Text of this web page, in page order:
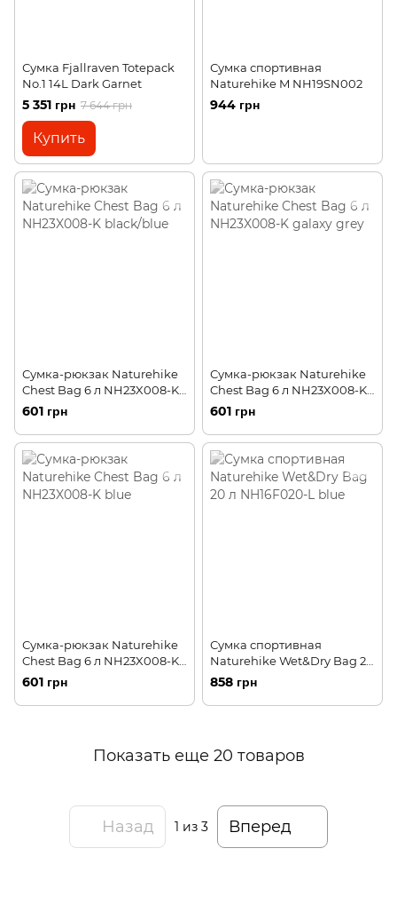
Сумка Fjallraven Totepack
No.1 14L Dark Garnet
5 351 грн 7 644 грн
Купить
Сумка спортивная
Naturehike M NH19SN002
944 грн
Сумка-рюкзак Naturehike
Chest Bag 6 л NH23X008-K
black/blue
601 грн
Сумка-рюкзак Naturehike
Chest Bag 6 л NH23X008-K
galaxy grey
601 грн
Сумка-рюкзак Naturehike
Chest Bag 6 л NH23X008-K
blue
601 грн
Сумка спортивная
Naturehike Wet&Dry Bag 20
л NH16F020-L blue
858 грн
Показать еще 20 товаров
Назад 1 из 3 Вперед